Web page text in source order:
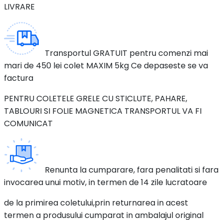
LIVRARE
Transportul GRATUIT pentru comenzi mai
mari de 450 lei colet MAXIM 5kg Ce depaseste se va
factura
PENTRU COLETELE GRELE CU STICLUTE, PAHARE,
TABLOURI SI FOLIE MAGNETICA TRANSPORTUL VA FI
COMUNICAT
Renunta la cumparare, fara penalitati si fara
invocarea unui motiv, in termen de 14 zile lucratoare
de la primirea coletului,prin returnarea in acest
termen a produsului cumparat in ambalajul original